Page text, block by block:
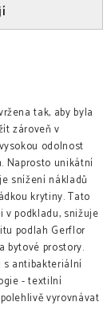
tak, aby byla
zároveň v
odolnost
Naprosto unikátní
snížení nákladů
krytiny. Tato
v podkladu, snižuje
podlah Gerflor
bytové prostory.
s antibakteriální
- textilní
vyrovnávat